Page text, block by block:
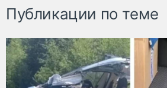
Публикации по теме